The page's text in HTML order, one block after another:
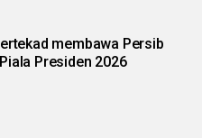
membawa Persib
Presiden 2026